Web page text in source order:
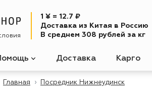
1 ¥ = 12.7 ₽
Доставка из Китая в Россию
В среднем 308 рублей за кг
Доставка Карго
Главная Посредник Нижнеудинск